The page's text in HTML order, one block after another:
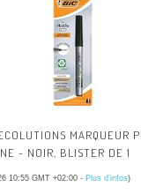
MARQUEUR
- NOIR, BLISTER DE 1
10:55 GMT +02:00 - Plus d’infos)